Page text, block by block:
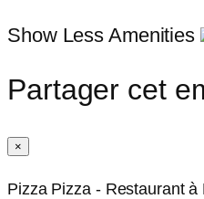
Show Less Amenities
Partager cet
×
Pizza Pizza - Restaurant